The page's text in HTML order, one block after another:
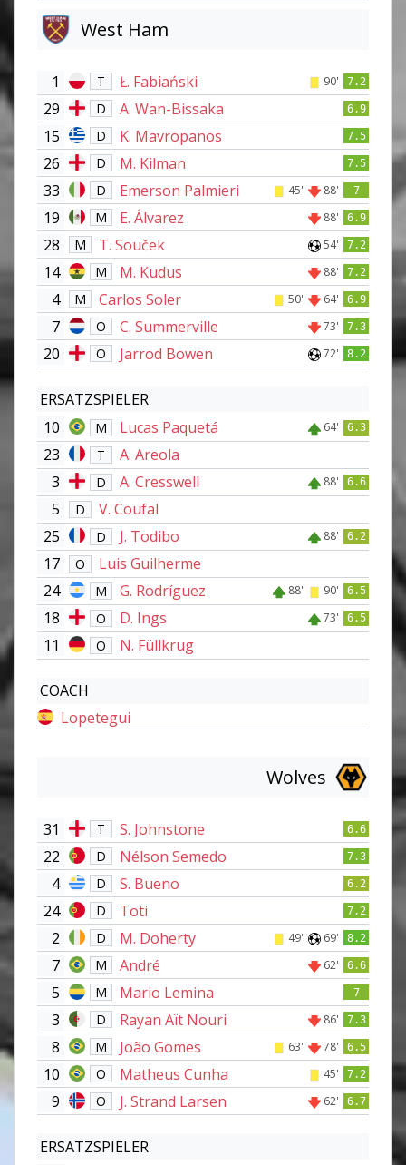
West Ham
1 T Ł. Fabiański 90' 7.2
29 D A. Wan-Bissaka 6.9
15 D K. Mavropanos 7.5
26 D M. Kilman 7.5
33 D Emerson Palmieri 45' 88' 7
19 M E. Álvarez 88' 6.9
28 M T. Souček 54' 7.2
14 M M. Kudus 88' 7.2
4 M Carlos Soler 50' 64' 6.9
7 O C. Summerville 73' 7.3
20 O Jarrod Bowen 72' 8.2
ERSATZSPIELER
10
M Lucas Paquetá 64' 6.3
23 T
A. Areola
3
D A. Cresswell 88' 6.6
5 D
V. Coufal
25
D J. Todibo 88' 6.2
17 O
Luis Guilherme
24
M G. Rodríguez 88' 90' 6.5
18 O D. Ings 73' 6.5
11 O N. Füllkrug
COACH
Lopetegui
Wolves
31 T S. Johnstone 6.6
22 D Nélson Semedo 7.3
4 D S. Bueno 6.2
24 D Toti 7.2
2 D M. Doherty 49' 69' 8.2
7 M André 62' 6.6
5 M Mario Lemina 7
3 D Rayan Aït Nouri 86' 7.3
8 M João Gomes 63' 78' 6.5
10 O Matheus Cunha 45' 7.2
9 O J. Strand Larsen 62' 6.7
ERSATZSPIELER